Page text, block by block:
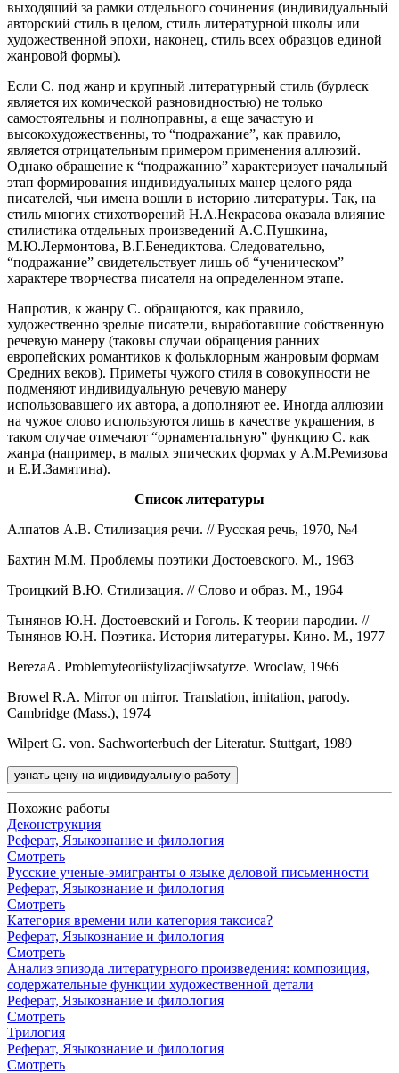
выходящий за рамки отдельного сочинения (индивидуальный
авторский стиль в целом, стиль литературной школы или
художественной эпохи, наконец, стиль всех образцов единой
жанровой формы).
Если С. под жанр и крупный литературный стиль (бурлеск
является их комической разновидностью) не только
самостоятельны и полноправны, а еще зачастую и
высокохудожественны, то “подражание”, как правило,
является отрицательным примером применения аллюзий.
Однако обращение к “подражанию” характеризует начальный
этап формирования индивидуальных манер целого ряда
писателей, чьи имена вошли в историю литературы. Так, на
стиль многих стихотворений Н.А.Некрасова оказала влияние
стилистика отдельных произведений А.С.Пушкина,
М.Ю.Лермонтова, В.Г.Бенедиктова. Следовательно,
“подражание” свидетельствует лишь об “ученическом”
характере творчества писателя на определенном этапе.
Напротив, к жанру С. обращаются, как правило,
художественно зрелые писатели, выработавшие собственную
речевую манеру (таковы случаи обращения ранних
европейских романтиков к фольклорным жанровым формам
Средних веков). Приметы чужого стиля в совокупности не
подменяют индивидуальную речевую манеру
использовавшего их автора, а дополняют ее. Иногда аллюзии
на чужое слово используются лишь в качестве украшения, в
таком случае отмечают “орнаментальную” функцию С. как
жанра (например, в малых эпических формах у А.М.Ремизова
и Е.И.Замятина).
Список литературы
Алпатов А.В. Стилизация речи. // Русская речь, 1970, №4
Бахтин М.М. Проблемы поэтики Достоевского. М., 1963
Троицкий В.Ю. Стилизация. // Слово и образ. М., 1964
Тынянов Ю.Н. Достоевский и Гоголь. К теории пародии. //
Тынянов Ю.Н. Поэтика. История литературы. Кино. М., 1977
BerezaA. Problemyteoriistylizacjiwsatyrze. Wroclaw, 1966
Browel R.A. Mirror on mirror. Translation, imitation, parody.
Cambridge (Mass.), 1974
Wilpert G. von. Sachworterbuch der Literatur. Stuttgart, 1989
узнать цену на индивидуальную работу
Похожие работы
Деконструкция
Реферат, Языкознание и филология
Смотреть
Русские ученые-эмигранты о языке деловой письменности
Реферат, Языкознание и филология
Смотреть
Категория времени или категория таксиса?
Реферат, Языкознание и филология
Смотреть
Анализ эпизода литературного произведения: композиция,
содержательные функции художественной детали
Реферат, Языкознание и филология
Смотреть
Трилогия
Реферат, Языкознание и филология
Смотреть